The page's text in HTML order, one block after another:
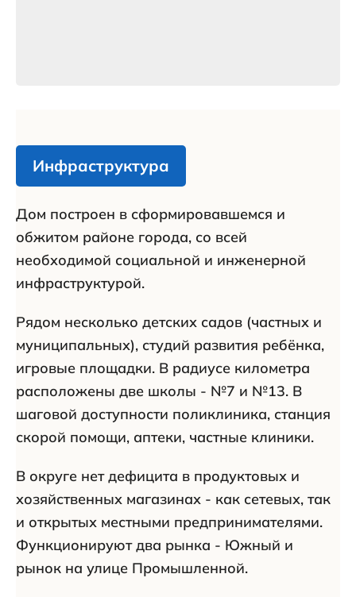
Инфраструктура
Дом построен в сформировавшемся и
обжитом районе города, со всей
необходимой социальной и инженерной
инфраструктурой.
Рядом несколько детских садов (частных и
муниципальных), студий развития ребёнка,
игровые площадки. В радиусе километра
расположены две школы - №7 и №13. В
шаговой доступности поликлиника, станция
скорой помощи, аптеки, частные клиники.
В округе нет дефицита в продуктовых и
хозяйственных магазинах - как сетевых, так
и открытых местными предпринимателями.
Функционируют два рынка - Южный и
рынок на улице Промышленной.